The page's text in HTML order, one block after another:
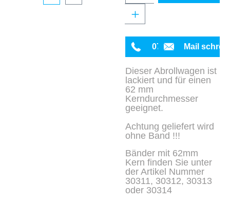
0711 342934-0
Mail
Dieser Abrollwagen ist
lackiert und für einen
62 mm
Kerndurchmesser
geeignet.
Achtung geliefert wird
ohne Band !!!
Bänder mit 62mm
Kern finden Sie unter
der Artikel Nummer
30311, 30312, 30313
oder 30314